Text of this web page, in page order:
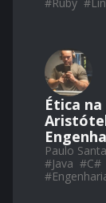
Ética
Paulo
#Java #C#
#